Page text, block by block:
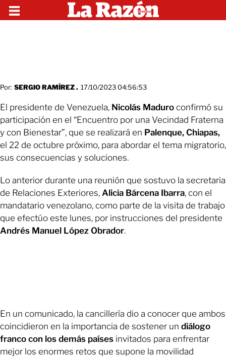
Por: SERGIO RAMÍREZ . 17/10/2023 04:56:53
El presidente de Venezuela, Nicolás Maduro confirmó su
participación en el “Encuentro por una Vecindad Fraterna
y con Bienestar”, que se realizará en Palenque, Chiapas,
el 22 de octubre próximo, para abordar el tema migratorio,
sus consecuencias y soluciones.
Lo anterior durante una reunión que sostuvo la secretaria
de Relaciones Exteriores, Alicia Bárcena Ibarra, con el
mandatario venezolano, como parte de la visita de trabajo
que efectúo este lunes, por instrucciones del presidente
Andrés Manuel López Obrador.
En un comunicado, la cancillería dio a conocer que ambos
coincidieron en la importancia de sostener un diálogo
franco con los demás países invitados para enfrentar
mejor los enormes retos que supone la movilidad